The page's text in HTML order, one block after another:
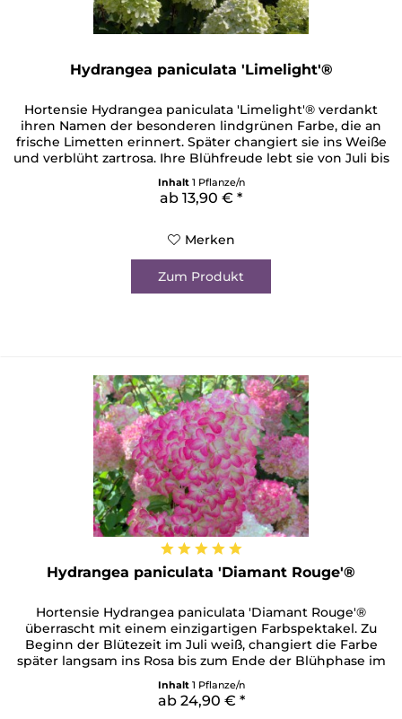
Hydrangea paniculata 'Limelight'®
Hortensie Hydrangea paniculata 'Limelight'® verdankt
ihren Namen der besonderen lindgrünen Farbe, die an
frische Limetten erinnert. Später changiert sie ins Weiße
und verblüht zartrosa. Ihre Blühfreude lebt sie von Juli bis
September voll aus und präsentiert stolz ihre bis zu 30 cm
großen Blütenrispen. Diese weisen einen breiten,
kegelförmigen und dichten Blütenstand auf,...
Inhalt 1 Pflanze/n
ab 13,90 € *
Merken
Zum Produkt
Hydrangea paniculata 'Diamant Rouge'®
Hortensie Hydrangea paniculata 'Diamant Rouge'®
überrascht mit einem einzigartigen Farbspektakel. Zu
Beginn der Blütezeit im Juli weiß, changiert die Farbe
später langsam ins Rosa bis zum Ende der Blühphase im
September ein sattes Himbeerrot erstrahlt. Dabei weisen
die Rispen eine Größe von 35 - 40 cm auf. Einen
wunderbaren Kontrast zu den farbprächtigen, großen
Inhalt 1 Pflanze/n
ab 24,90 € *